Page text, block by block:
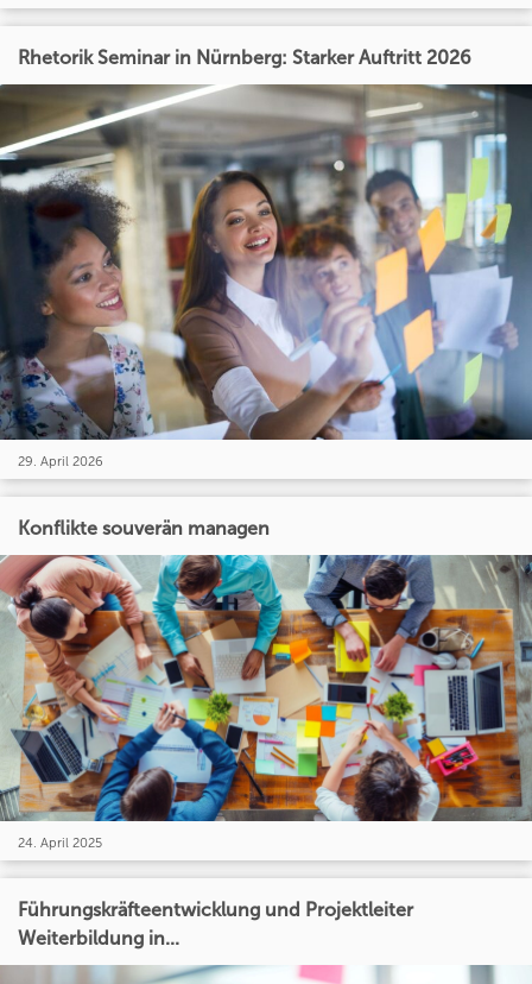
Rhetorik Seminar in Nürnberg: Starker Auftritt 2026
29. April 2026
Konflikte souverän managen
24. April 2025
Führungskräfteentwicklung und Projektleiter
Weiterbildung in...